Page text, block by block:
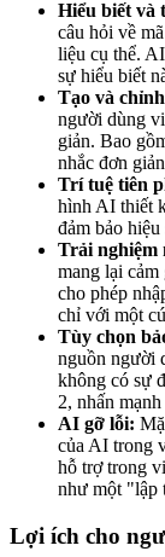
Hiểu biết và
câu hỏi về
liệu cụ thể.
sự hiểu biết
Tạo và
người dùng
giản. Bao
nhắc đơn
Trí tuệ tiên
hình AI thiết
đảm bảo
Trải nghiệm
mang lại
cho phép
chỉ với một
Tùy chọn
nguồn người
không có sự
2, nhấn
AI gỡ lỗi:
của AI trong
hỗ trợ trong
như một "lập
Lợi ích cho